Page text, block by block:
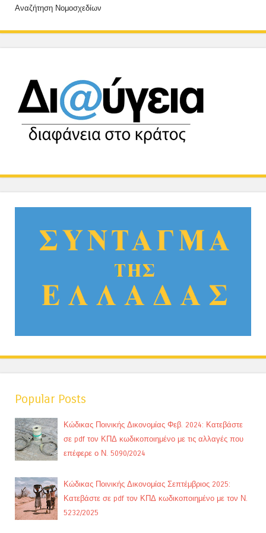
Αναζήτηση Νομοσχεδίων
Popular Posts
Κώδικας Ποινικής Δικονομίας Φεβ. 2024: Κατεβάστε
σε pdf τον ΚΠΔ κωδικοποιημένο με τις αλλαγές που
επέφερε ο Ν. 5090/2024
Κώδικας Ποινικής Δικονομίας Σεπτέμβριος 2025:
Κατεβάστε σε pdf τον ΚΠΔ κωδικοποιημένο με τον Ν.
5232/2025